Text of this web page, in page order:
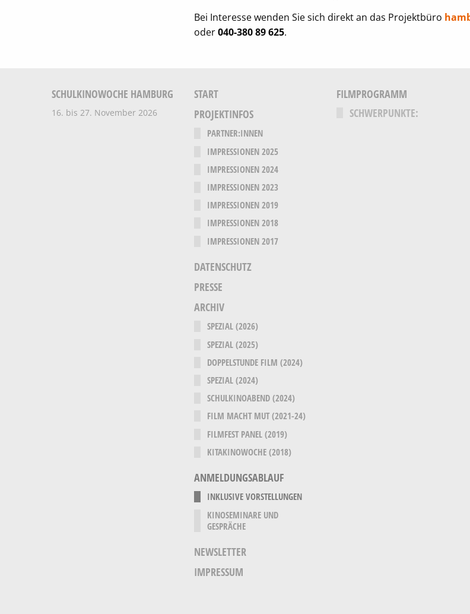
Bei Interesse wenden Sie sich direkt an das Projektbüro
oder040-380 89 625.
SCHULKINOWOCHE HAMBURG
16. bis 27. November 2026
START
PROJEKTINFOS
PARTNER:INNEN
IMPRESSIONEN 2025
IMPRESSIONEN 2024
IMPRESSIONEN 2023
IMPRESSIONEN 2019
IMPRESSIONEN 2018
IMPRESSIONEN 2017
DATENSCHUTZ
PRESSE
ARCHIV
SPEZIAL (2026)
SPEZIAL (2025)
DOPPELSTUNDE FILM (2024)
SPEZIAL (2024)
SCHULKINOABEND (2024)
FILM MACHT MUT (2021-24)
FILMFEST PANEL (2019)
KITAKINOWOCHE (2018)
ANMELDUNGSABLAUF
INKLUSIVE VORSTELLUNGEN
KINOSEMINARE UND
GESPRÄCHE
NEWSLETTER
IMPRESSUM
FILMPROGRAMM
SCHWERPUNKTE: